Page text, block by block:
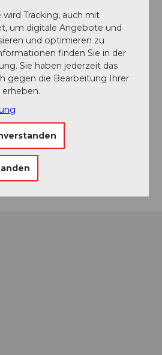
Tracking, auch mit
um digitale Angebote und
und optimieren zu
finden Sie in der
Sie haben jederzeit das
gegen die Bearbeitung Ihrer